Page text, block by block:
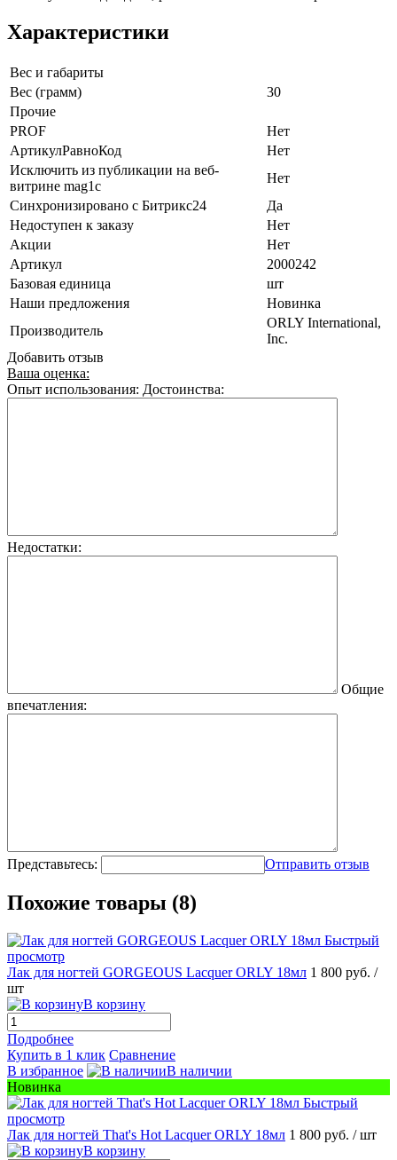
Характеристики
Вес и габариты
Вес (грамм)
30
Прочие
PROF
Нет
АртикулРавноКод
Нет
Исключить из публикации на веб-
витрине mag1c
Нет
Синхронизировано с Битрикс24
Да
Недоступен к заказу
Нет
Акции
Нет
Артикул
2000242
Базовая единица
шт
Наши предложения
Новинка
Производитель
ORLY International,
Inc.
Добавить отзыв
Ваша оценка:
Опыт использования: Достоинства:
Недостатки:
Общие
впечатления:
Представьтесь: Отправить отзыв
Похожие товары (8)
Быстрый
просмотр
Лак для ногтей GORGEOUS Lacquer ORLY 18мл 1 800 руб. /
шт
В корзину
Подробнее
Купить в 1 клик Сравнение
В избранное
В наличии
Новинка
Быстрый
просмотр
Лак для ногтей That's Hot Lacquer ORLY 18мл 1 800 руб. / шт
В корзину